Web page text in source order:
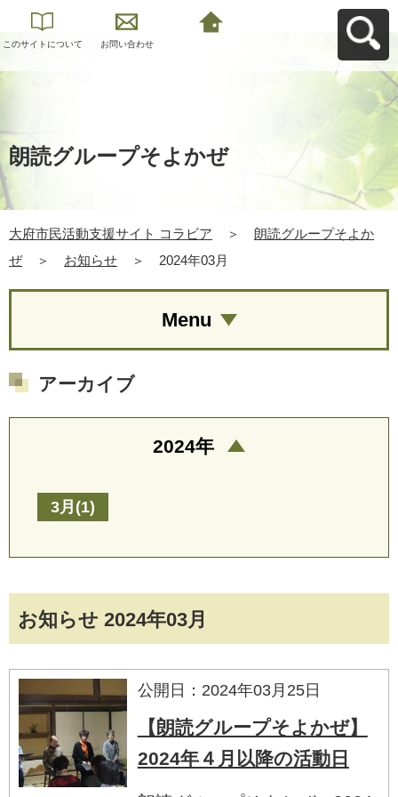
このサイトについて お問い合わせ
朗読グループそよかぜ
大府市民活動支援サイト コラビア ＞
朗読グループそよか
ぜ
＞ お知らせ ＞ 2024年03月
お知らせ 2024年03月
公開日：2024年03月25日
【朗読グループそよかぜ】
2024年４月以降の活動日
Menu
アーカイブ
2024年
3月(1)